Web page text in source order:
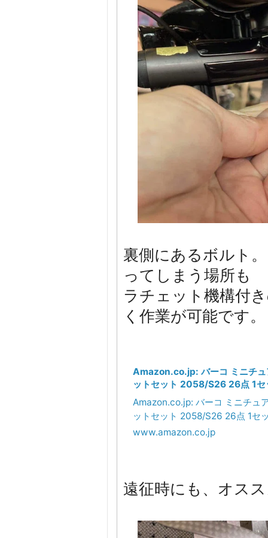
裏側にあるボルト
ってしまう場所も
ラチェット機構付
く作業が可能です。
Amazon.co.jp: バーコ ミニチュ
ットセット 2058/S26 26点 1セ
具・ガーデン
Amazon.co.jp: バーコ ミニチュ
ットセット 2058/S26 26点 1セ
www.amazon.co.jp
遠征時にも、オス